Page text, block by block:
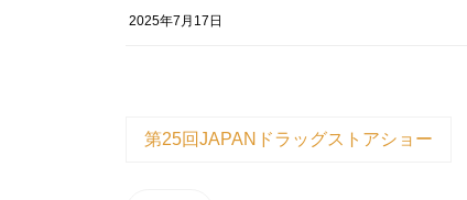
2025年7月17日
第25回JAPANドラッグストアショー